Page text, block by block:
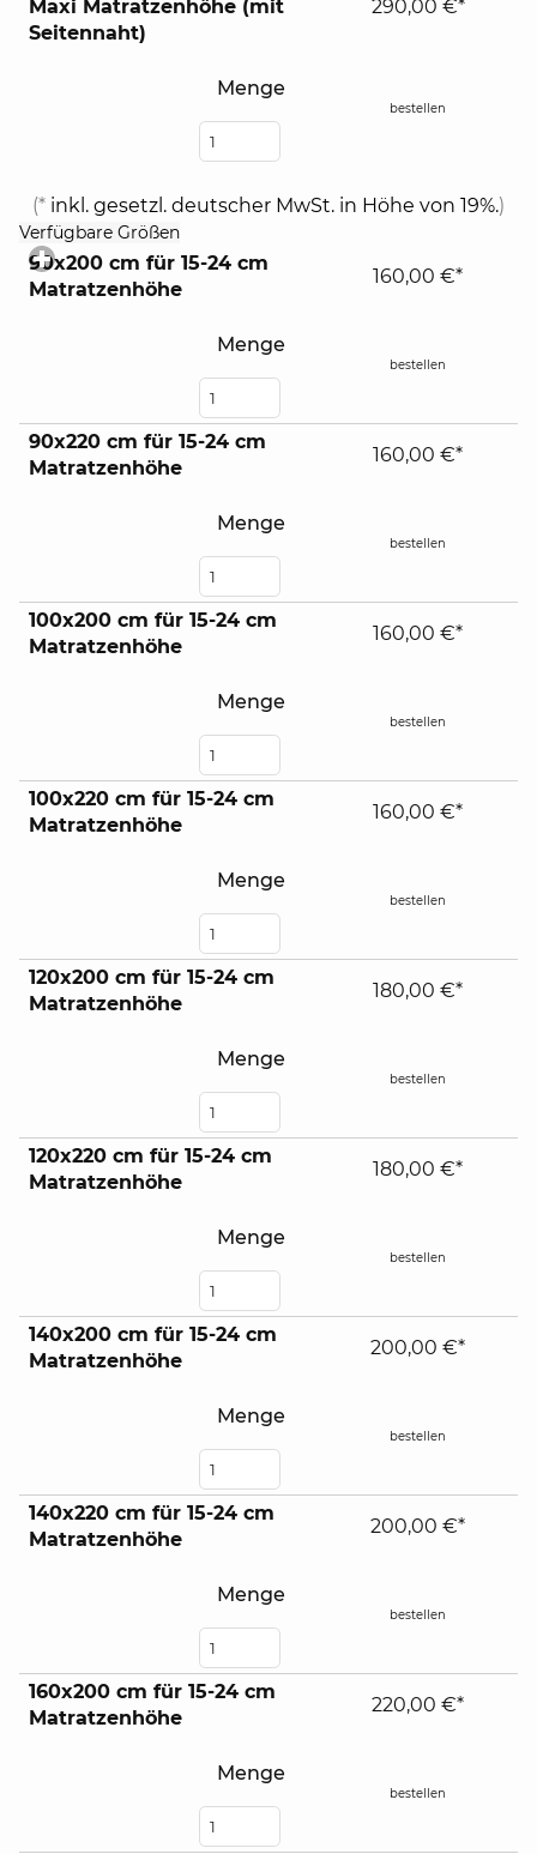
Maxi Matratzenhöhe (mit
Seitennaht)
Menge
290,00 €*
bestellen
(* inkl. gesetzl. deutscher MwSt. in Höhe von 19%.)
Verfügbare Größen
to
expand
contents
90x200 cm für 15-24 cm
Matratzenhöhe
Menge
160,00 €*
bestellen
90x220 cm für 15-24 cm
Matratzenhöhe
Menge
160,00 €*
bestellen
100x200 cm für 15-24 cm
Matratzenhöhe
Menge
160,00 €*
bestellen
100x220 cm für 15-24 cm
Matratzenhöhe
Menge
160,00 €*
bestellen
120x200 cm für 15-24 cm
Matratzenhöhe
Menge
180,00 €*
bestellen
120x220 cm für 15-24 cm
Matratzenhöhe
Menge
180,00 €*
bestellen
140x200 cm für 15-24 cm
Matratzenhöhe
Menge
200,00 €*
bestellen
140x220 cm für 15-24 cm
Matratzenhöhe
Menge
200,00 €*
bestellen
160x200 cm für 15-24 cm
Matratzenhöhe
Menge
220,00 €*
bestellen